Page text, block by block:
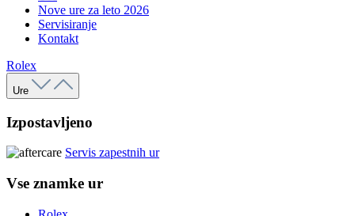
Nove ure za leto 2026
Servisiranje
Kontakt
Rolex
Ure
Izpostavljeno
Servis zapestnih ur
Vse znamke ur